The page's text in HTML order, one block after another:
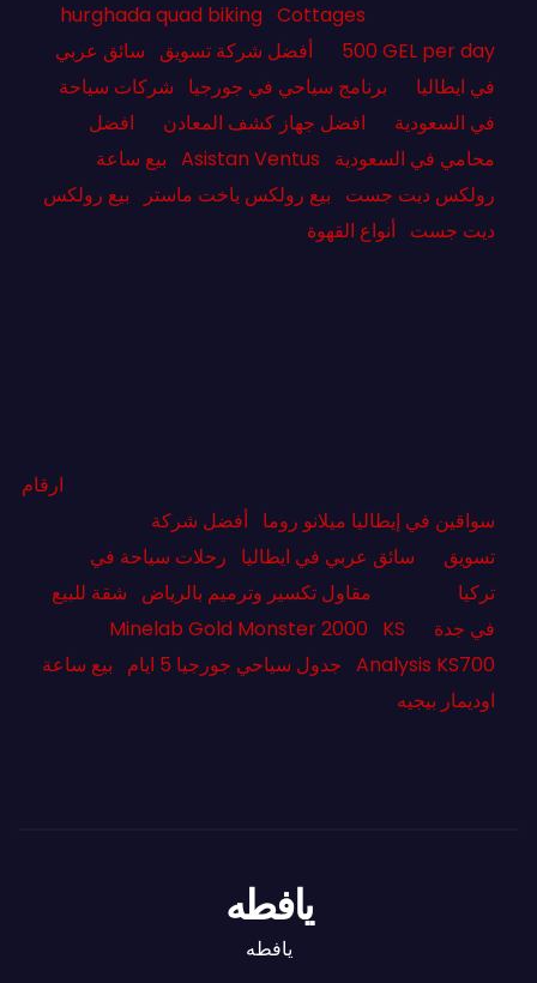
hurghada quad biking Cottages
500 GEL per day
أفضل شركة تسويق
سائق عربي
في ايطاليا
برنامج سياحي في جورجيا
شركات سياحة
في السعودية
افضل جهاز كشف المعادن
افضل
محامي في السعودية
Asistan Ventus بيع ساعة
رولكس ديت جست
بيع رولكس ياخت ماستر
بيع رولكس
ديت جست أنواع القهوة
ارقام
سواقين في إيطاليا ميلانو روما أفضل شركة
تسويق
سائق عربي في ايطاليا
رحلات سياحة في
تركيا
مقاول تكسير وترميم بالرياض
شقة للبيع
في جدة
Minelab Gold Monster 2000
KS
Analysis KS700 جدول سياحي جورجيا 5 ايام
بيع ساعة
اوديمار بيجيه
يافطه
يافطه